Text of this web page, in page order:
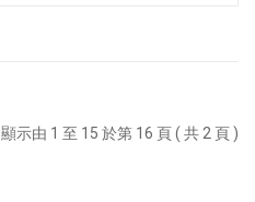
顯示由 1 至 15 於第 16 頁 ( 共 2 頁 )